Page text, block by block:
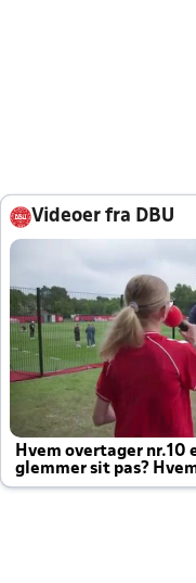
Videoer fra DBU
Hvem overtager nr.10
glemmer sit pas?
altid til efter kampe?